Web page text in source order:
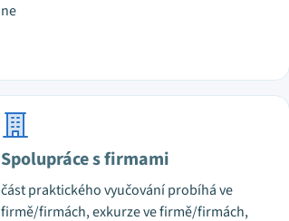
ne
Spolupráce s firmami
část praktického vyučování probíhá ve
firmě/firmách, exkurze ve firmě/firmách,